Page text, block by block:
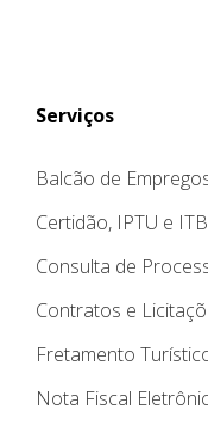
Serviços
Balcão de
Certidão, IPTU e
Consulta de
Contratos e
Fretamento
Nota Fiscal